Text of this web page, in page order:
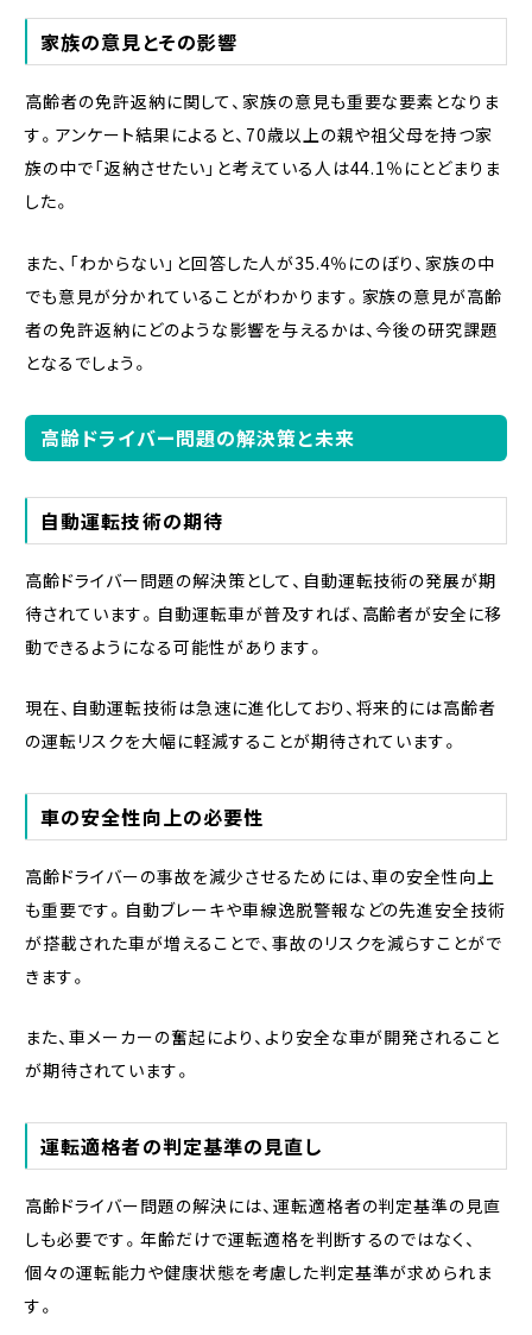
家族の意見とその影響
高齢者の免許返納に関して、家族の意見も重要な要素となりま
す。アンケート結果によると、70歳以上の親や祖父母を持つ家
族の中で「返納させたい」と考えている人は44.1％にとどまりま
した。
また、「わからない」と回答した人が35.4％にのぼり、家族の中
でも意見が分かれていることがわかります。家族の意見が高齢
者の免許返納にどのような影響を与えるかは、今後の研究課題
となるでしょう。
高齢ドライバー問題の解決策と未来
自動運転技術の期待
高齢ドライバー問題の解決策として、自動運転技術の発展が期
待されています。自動運転車が普及すれば、高齢者が安全に移
動できるようになる可能性があります。
現在、自動運転技術は急速に進化しており、将来的には高齢者
の運転リスクを大幅に軽減することが期待されています。
車の安全性向上の必要性
高齢ドライバーの事故を減少させるためには、車の安全性向上
も重要です。自動ブレーキや車線逸脱警報などの先進安全技術
が搭載された車が増えることで、事故のリスクを減らすことがで
きます。
また、車メーカーの奮起により、より安全な車が開発されること
が期待されています。
運転適格者の判定基準の見直し
高齢ドライバー問題の解決には、運転適格者の判定基準の見直
しも必要です。年齢だけで運転適格を判断するのではなく、
個々の運転能力や健康状態を考慮した判定基準が求められま
す。